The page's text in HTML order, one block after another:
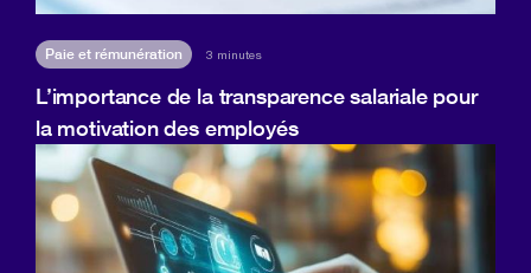
Paie et rémunération 3 minutes
L’importance de la transparence salariale pour
la motivation des employés